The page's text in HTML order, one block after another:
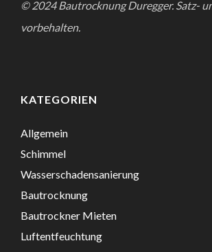
© 2024 Bautrocknung Duregger. Satz-
vorbehalten.
KATEGORIEN
Allgemein
Schimmel
Wasserschadensanierung
Bautrocknung
Bautrockner Mieten
Luftentfeuchtung